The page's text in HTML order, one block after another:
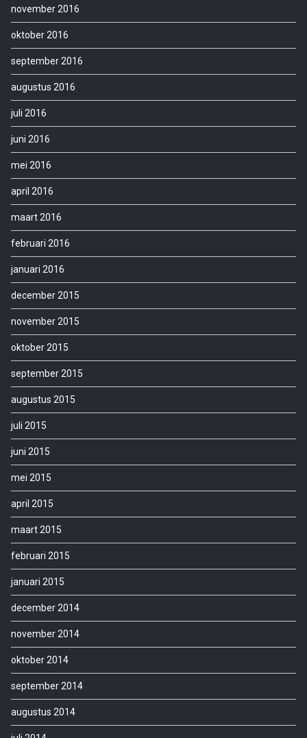
november 2016
oktober 2016
september 2016
augustus 2016
juli 2016
juni 2016
mei 2016
april 2016
maart 2016
februari 2016
januari 2016
december 2015
november 2015
oktober 2015
september 2015
augustus 2015
juli 2015
juni 2015
mei 2015
april 2015
maart 2015
februari 2015
januari 2015
december 2014
november 2014
oktober 2014
september 2014
augustus 2014